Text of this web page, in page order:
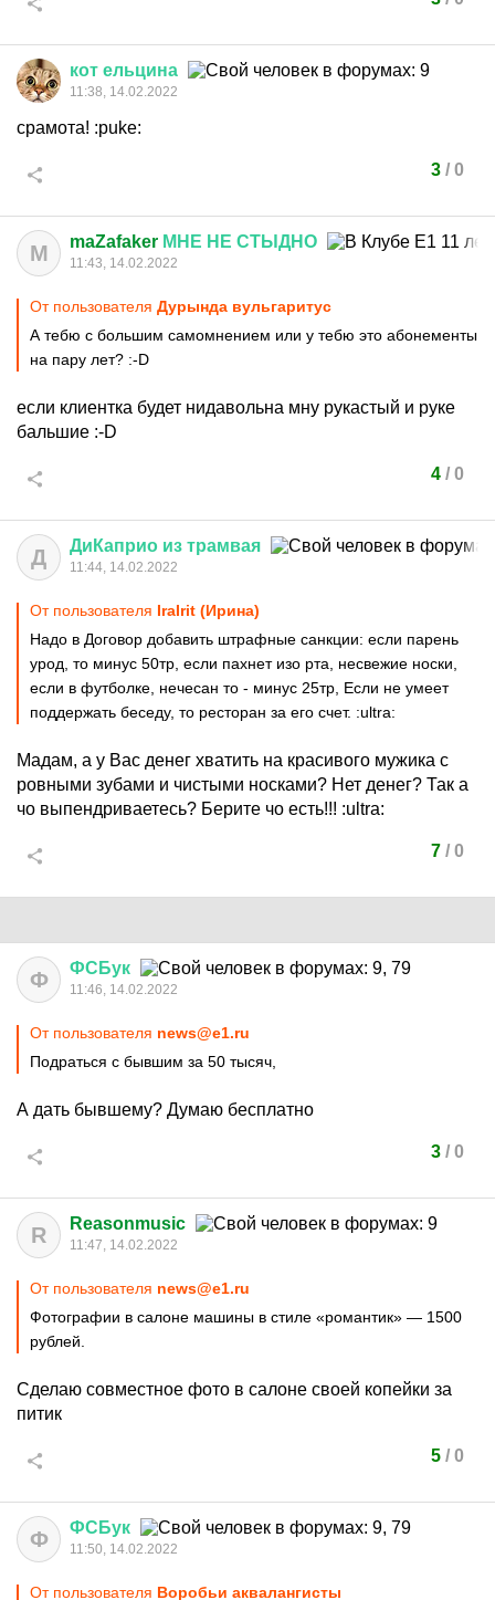
кот ельцина
11:38, 14.02.2022
срамота! :puke:
3/ 0
M maZafaker МНЕ НЕ СТЫДНО
11:43, 14.02.2022
От пользователя Дурында вульгаритус
А тебю с большим самомнением или у тебю это абонементы
на пару лет? :-D
если клиентка будет нидавольна мну рукастый и руке
бальшие :-D
4/ 0
Д ДиКаприо из трамвая
11:44, 14.02.2022
От пользователя IraIrit (Ирина)
Надо в Договор добавить штрафные санкции: если парень
урод, то минус 50тр, если пахнет изо рта, несвежие носки,
если в футболке, нечесан то - минус 25тр, Если не умеет
поддержать беседу, то ресторан за его счет. :ultra:
Мадам, а у Вас денег хватить на красивого мужика с
ровными зубами и чистыми носками? Нет денег? Так а
чо выпендриваетесь? Берите чо есть!!! :ultra:
7/ 0
Ф ФСБук
11:46, 14.02.2022
От пользователя news@e1.ru
Подраться с бывшим за 50 тысяч,
А дать бывшему? Думаю бесплатно
3/ 0
R Reasonmusic
11:47, 14.02.2022
От пользователя news@e1.ru
Фотографии в салоне машины в стиле «романтик» — 1500
рублей.
Сделаю совместное фото в салоне своей копейки за
питик
5/ 0
Ф ФСБук
11:50, 14.02.2022
От пользователя Воробьи аквалангисты